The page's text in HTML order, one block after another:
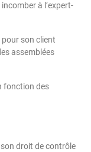
à l’expert-
pour son client
assemblées
fonction des
droit de contrôle